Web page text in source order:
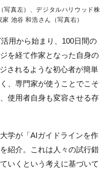
真左）、デジタルハリウッド株
池谷 和浩さん（写真右）
用から始まり、100日間の
を経て作家となった自身の
されるような初心者が簡単
、専門家が使うことでこそ
使用者自身も変容させる存
学が「AIガイドラインを作
紹介。これは人々の試行錯
いくという考えに基づいて